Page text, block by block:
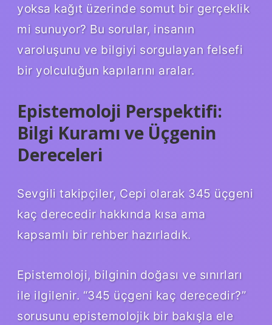
yoksa kağıt üzerinde somut bir gerçeklik
mi sunuyor? Bu sorular, insanın
varoluşunu ve bilgiyi sorgulayan felsefi
bir yolculuğun kapılarını aralar.
Epistemoloji Perspektifi:
Bilgi Kuramı ve Üçgenin
Dereceleri
Sevgili takipçiler, Cepi olarak 345 üçgeni
kaç derecedir hakkında kısa ama
kapsamlı bir rehber hazırladık.
Epistemoloji, bilginin doğası ve sınırları
ile ilgilenir. “345 üçgeni kaç derecedir?”
sorusunu epistemolojik bir bakışla ele